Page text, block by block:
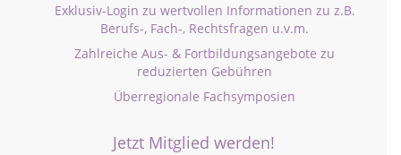
Exklusiv-Login zu wertvollen Informationen zu z.B.
Berufs-, Fach-, Rechtsfragen u.v.m.
Zahlreiche Aus- & Fortbildungsangebote zu
reduzierten Gebühren
Überregionale Fachsymposien
Jetzt Mitglied werden!